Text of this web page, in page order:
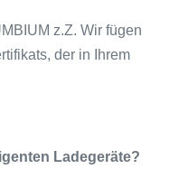
z.Z. Wir fügen
der in Ihrem
Ladegeräte?